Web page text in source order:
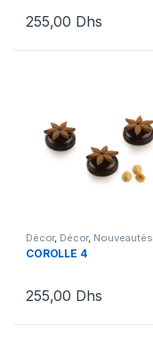
255,00 Dhs
Décor, Décor, Nouveautés
SIlikomart, Nouveautés
Silikomart, Silikomart
COROLLE 4
255,00 Dhs